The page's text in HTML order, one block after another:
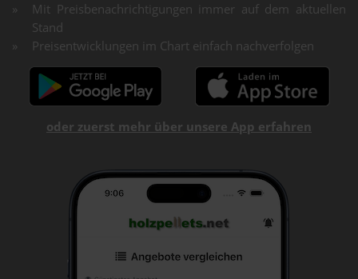
Mit Preisbenachrichtigungen immer auf dem aktuellen
Stand
Preisentwicklungen im Chart einfach nachverfolgen
oder zuerst mehr über unsere App erfahren